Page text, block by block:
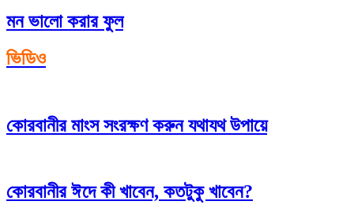
মন ভালো করার ফুল
ভিডিও
কোরবানীর মাংস সংরক্ষণ করুন যথাযথ উপায়ে
কোরবানীর ঈদে কী খাবেন, কতটুকু খাবেন?